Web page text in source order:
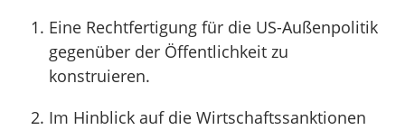
Eine Rechtfertigung für die US-Außenpolitik
gegenüber der Öffentlichkeit zu
konstruieren.
Im Hinblick auf die Wirtschaftssanktionen